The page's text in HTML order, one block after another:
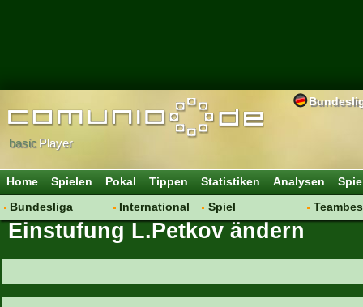
basicPlayer
Home Spielen Pokal Tippen Statistiken Analysen
Bundesliga
Hot News
Vereinsdiskussion
International
Vereine
Spiel
Regeln & Tipps
Einstufung L.Petkov ändern